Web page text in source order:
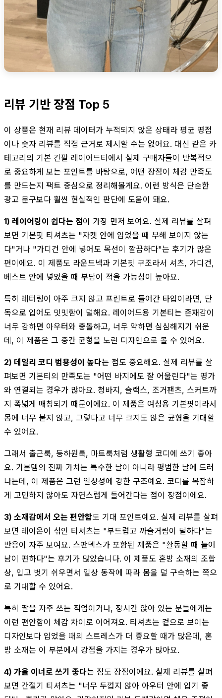
리뷰 기반 장점 Top 5
이 상품은 현재 리뷰 데이터가 누적되지 않은 상태라 평균 평점
이나 숫자 리뷰를 직접 근거로 제시할 수는 없어요. 대신 같은 카
테고리의 기본 긴팔 레이어드티에서 실제 구매자들이 반복적으
로 중요하게 보는 포인트를 바탕으로, 어떤 장점이 체감 만족도
를 만드는지 팩트 중심으로 정리해볼게요. 이런 방식은 단순한
광고 문구보다 훨씬 현실적인 판단에 도움이 돼요.
1) 레이어링이 쉽다는 점이 가장 먼저 보여요. 실제 리뷰를 살펴
보면 기본핏 티셔츠는 "자켓 안에 입었을 때 부해 보이지 않는
다"거나 "가디건 안에 넣어도 목선이 깔끔하다"는 후기가 많은
편이에요. 이 제품도 라운드넥과 기본핏 구조라서 셔츠, 가디건,
베스트 안에 넣었을 때 부담이 적을 가능성이 높아요.
특히 레터링이 아주 크지 않고 프린트로 들어간 타입이라면, 단
독으로 입어도 밋밋함이 덜해요. 레이어드용 기본티는 존재감이
너무 강하면 아우터와 충돌하고, 너무 약하면 심심해지기 쉬운
데, 이 제품은 그 중간 균형을 노린 디자인으로 볼 수 있어요.
2) 데일리 코디 범용성이 높다는 점도 중요해요. 실제 리뷰를 살
펴보면 기본티의 만족도는 "어떤 바지에도 잘 어울린다"는 평가
와 연결되는 경우가 많아요. 청바지, 슬랙스, 조거팬츠, 스커트까
지 폭넓게 매칭되기 때문이에요. 이 제품은 여성용 기본핏이라서
몸에 너무 붙지 않고, 그렇다고 너무 크지도 않은 균형을 기대할
수 있어요.
그래서 출근룩, 등하원룩, 마트룩처럼 생활형 코디에 쓰기 좋아
요. 기본템의 진짜 가치는 특수한 날이 아니라 평범한 날에 드러
나는데, 이 제품은 그런 일상성에 강한 구조예요. 코디를 복잡하
게 고민하지 않아도 자연스럽게 들어간다는 점이 장점이에요.
3) 소재감에서 오는 편안함도 기대 포인트예요. 실제 리뷰를 살펴
보면 레이온이 섞인 티셔츠는 "부드럽고 까슬거림이 덜하다"는
반응이 자주 보여요. 스판덱스가 포함된 제품은 "활동할 때 늘어
남이 편하다"는 후기가 많았습니다. 이 제품도 혼방 소재의 조합
상, 입고 벗기 쉬우면서 일상 동작에 따라 몸을 덜 구속하는 쪽으
로 기대할 수 있어요.
특히 팔을 자주 쓰는 직업이거나, 장시간 앉아 있는 분들에게는
이런 편안함이 체감 차이로 이어져요. 티셔츠는 겉으로 보이는
디자인보다 입었을 때의 스트레스가 더 중요할 때가 많은데, 혼
방 소재는 이 부분에서 강점을 가지는 경우가 많아요.
4) 가을 이너로 쓰기 좋다는 점도 장점이에요. 실제 리뷰를 살펴
보면 간절기 티셔츠는 "너무 두껍지 않아 아우터 안에 입기 좋